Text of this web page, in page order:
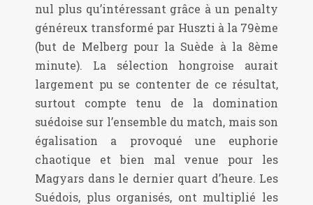
nul plus qu’intéressant grâce à un penalty
généreux transformé par Huszti à la 79ème
(but de Melberg pour la Suède à la 8ème
minute). La sélection hongroise aurait
largement pu se contenter de ce résultat,
surtout compte tenu de la domination
suédoise sur l’ensemble du match, mais son
égalisation a provoqué une euphorie
chaotique et bien mal venue pour les
Magyars dans le dernier quart d’heure. Les
Suédois, plus organisés, ont multiplié les